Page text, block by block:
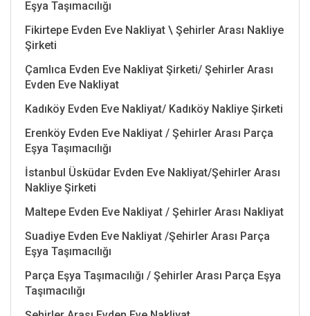
Eşya Taşımacılığı
Fikirtepe Evden Eve Nakliyat \ Şehirler Arası Nakliye
Şirketi
Çamlıca Evden Eve Nakliyat Şirketi/ Şehirler Arası
Evden Eve Nakliyat
Kadıköy Evden Eve Nakliyat/ Kadıköy Nakliye Şirketi
Erenköy Evden Eve Nakliyat / Şehirler Arası Parça
Eşya Taşımacılığı
İstanbul Üsküdar Evden Eve Nakliyat/Şehirler Arası
Nakliye Şirketi
Maltepe Evden Eve Nakliyat / Şehirler Arası Nakliyat
Suadiye Evden Eve Nakliyat /Şehirler Arası Parça
Eşya Taşımacılığı
Parça Eşya Taşımacılığı / Şehirler Arası Parça Eşya
Taşımacılığı